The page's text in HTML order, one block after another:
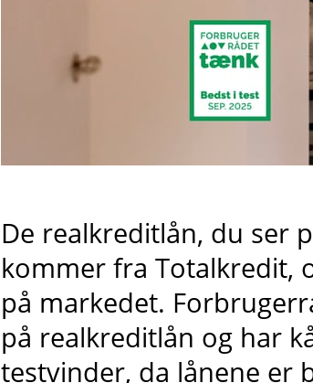
De realkreditlån, du ser
kommer fra Totalkredit,
på markedet.
på realkreditlån og har
testvinder, da lånene er